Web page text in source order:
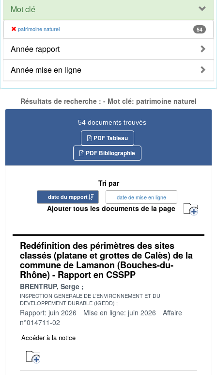
Mot clé
patrimoine naturel 54
Année rapport
Année mise en ligne
Résultats de recherche : - Mot clé: patrimoine naturel
54 documents trouvés
PDF Tableau
PDF Bibliographie
Tri par
date du rapport date de mise en ligne
Ajouter tous les documents de la page
Redéfinition des périmètres des sites
classés (platane et grottes de Calès) de la
commune de Lamanon (Bouches-du-
Rhône) - Rapport en CSSPP
BRENTRUP, Serge
INSPECTION GENERALE DE L'ENVIRONNEMENT ET DU
DEVELOPPEMENT DURABLE (IGEDD)
Rapport: juin 2026 Mise en ligne: juin 2026
Affaire
n°014711-02
Accéder à la notice